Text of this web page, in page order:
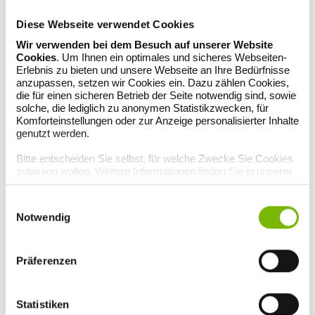
Diese Webseite verwendet Cookies
Wir verwenden bei dem Besuch auf unserer Website
Cookies. Um Ihnen ein optimales und sicheres Webseiten-
Erlebnis zu bieten und unsere Webseite an Ihre Bedürfnisse
anzupassen, setzen wir Cookies ein. Dazu zählen Cookies,
die für einen sicheren Betrieb der Seite notwendig sind, sowie
solche, die lediglich zu anonymen Statistikzwecken, für
Komforteinstellungen oder zur Anzeige personalisierter Inhalte
genutzt werden.
Bitte entscheiden Sie selbst, für welche Zwecke Sie Cookies
zulassen wollen. Weitere Informationen finden Sie in unserer
Datenschutzerklärung.
Notwendig
Präferenzen
Statistiken
1 EL Zitronensaft
2 EL Olivenöl
Salz
Pfeffer aus der Mühle
3 EL Butter
200 ml passierte Tomaten
1 TL edelsüßes Paprikapulver
2 EL Ajvar (Paprikapüree)
SCHWIERIGKEITSGRAD: MITTEL
1. Die Teigzutaten mit ca. 180 ml lauwarmem Wasser zu einem
2. Für die Füllung die Zwiebel schälen, sehr fein hacken. Mit dem
5 cm große Quadrate ausschneiden. Je 1 TL Füllung in die Mitte
geben, die Ecken jeweils zur Mitte umklappen und